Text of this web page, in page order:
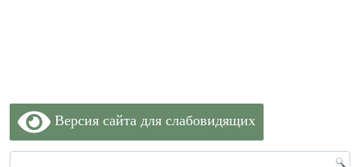
Версия сайта для слабовидящих